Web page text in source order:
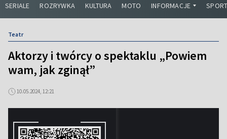
SERIALE ROZRYWKA KULTURA MOTO INFORMACJE
Teatr
Aktorzy i twórcy o spektaklu „Powiem
wam, jak zginął”
10.05.2024, 12:21